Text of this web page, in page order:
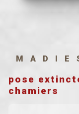
pose
chamiers